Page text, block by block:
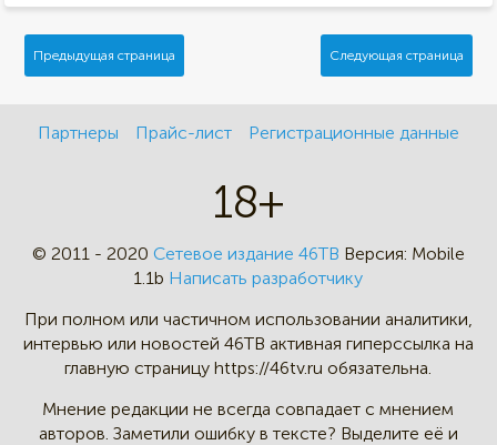
Предыдущая страница Следующая страница
Партнеры Прайс-лист Регистрационные данные
18+
© 2011 - 2020 Сетевое издание 46ТВ Версия: Mobile
1.1b Написать разработчику
При полном или частичном использовании аналитики,
интервью или новостей 46TB активная гиперссылка на
главную страницу https://46tv.ru обязательна.
Мнение редакции не всегда совпадает с мнением
авторов. Заметили ошибку в тексте? Выделите её и